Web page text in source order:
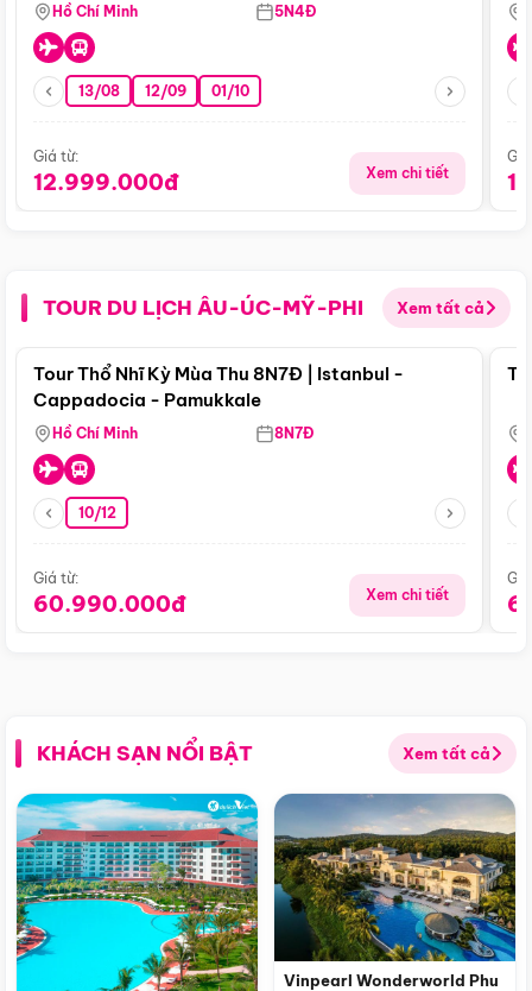
Hồ Chí Minh 5N4Đ
13/08 12/09 01/10
Giá từ:
12.999.000đ Xem chi tiết
TOUR DU LỊCH ÂU-ÚC-MỸ-PHI Xem tất cả
Điểm nổi bật
Tour Thổ Nhĩ Kỳ Mùa Thu 8N7Đ | Istanbul -
Cappadocia - Pamukkale
Hồ Chí Minh 8N7Đ
10/12
Giá từ:
60.990.000đ Xem chi tiết
KHÁCH SẠN NỔI BẬT Xem tất cả
Vinpearl Wonderworld Phu